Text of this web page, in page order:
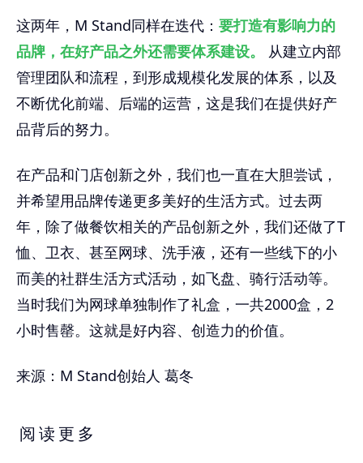
这两年，M Stand同样在迭代： 要打造有影响力的
品牌，在好产品之外还需要体系建设。
从建立内部
管理团队和流程，到形成规模化发展的体系，以及
不断优化前端、后端的运营，这是我们在提供好产
品背后的努力。
在产品和门店创新之外，我们也一直在大胆尝试，
并希望用品牌传递更多美好的生活方式。过去两
年，除了做餐饮相关的产品创新之外，我们还做了T
恤、卫衣、甚至网球、洗手液，还有一些线下的小
而美的社群生活方式活动，如飞盘、骑行活动等。
当时我们为网球单独制作了礼盒，一共2000盒，2
小时售罄。这就是好内容、创造力的价值。
来源：M Stand创始人 葛冬
阅读更多